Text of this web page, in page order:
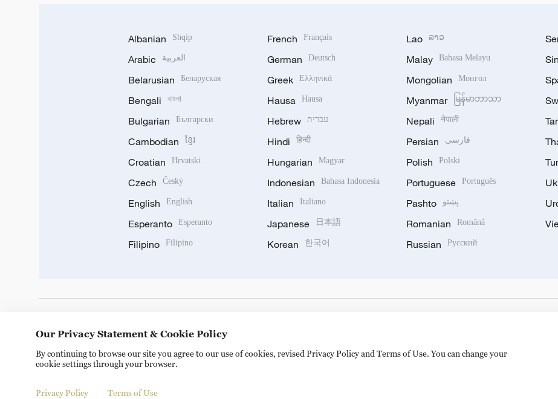
Albanian Shqip
Arabic العربية
Belarusian Беларуская
Bengali বাংলা
Bulgarian Български
Cambodian ខ្មែរ
Croatian Hrvatski
Czech Český
English English
Esperanto Esperanto
Filipino Filipino
French Français
German Deutsch
Greek Ελληνικά
Hausa Hausa
Hebrew עברית
Hindi हिन्दी
Hungarian Magyar
Indonesian Bahasa Indonesia
Italian Italiano
Japanese 日本語
Korean 한국어
Lao ລາວ
Malay Bahasa Melayu
Mongolian Монгол
Myanmar မြန်မာဘာသာ
Nepali नेपाली
Persian فارسی
Polish Polski
Portuguese Português
Pashto پښتو
Romanian Română
Russian Русский
Copyright © 2024 CGTN. 京ICP备20000184号
Our Privacy Statement & Cookie Policy
By continuing to browse our site you agree to our use of cookies, revised Privacy Policy and Terms of Use. You can change your
cookie settings through your browser.
Privacy Policy Terms of Use